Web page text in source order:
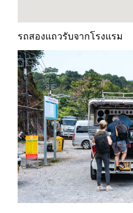
รถสองแถวรับจากโรงแรม